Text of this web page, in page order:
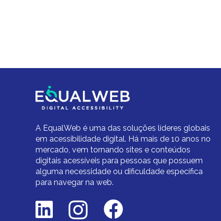
A EqualWeb é uma das soluções líderes globais
em acessibilidade digital. Há mais de 10 anos no
mercado, vem tornando sites e conteúdos
digitais acessíveis para pessoas que possuem
alguma necessidade ou dificuldade específica
para navegar na web.